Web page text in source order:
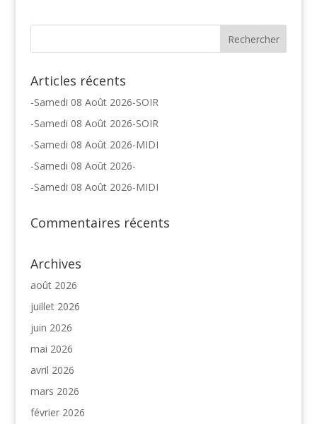
Articles récents
-Samedi 08 Août 2026-SOIR
-Samedi 08 Août 2026-SOIR
-Samedi 08 Août 2026-MIDI
-Samedi 08 Août 2026-
-Samedi 08 Août 2026-MIDI
Commentaires récents
Archives
août 2026
juillet 2026
juin 2026
mai 2026
avril 2026
mars 2026
février 2026